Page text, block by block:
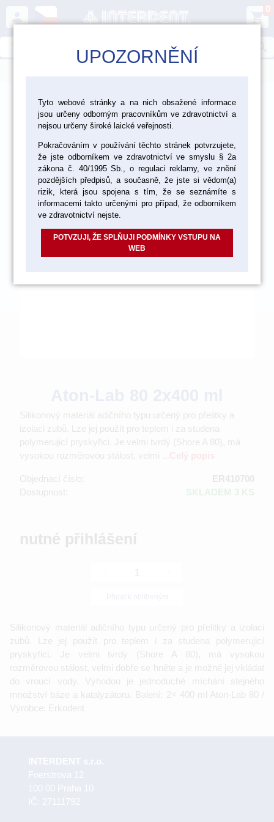
person shopping_cart
0
> Laboratoř > Dentální pryskyřice a zuby >
Silikonové materiály pro přelitky
Silikonový materiál adičního typu určený pro přelitky a
izolaci zubů. Lze jej použít pro teplem i za studena
polymerujicí pryskyřici. Je velmi tvrdý (Shore A 80), má
vysokou rozměrovou stálost, velmi ...
Objednací číslo:
ER410700
Dostupnost:
SKLADEM 3 KS
nutné přihlášení
Silikonový materiál adičního typu určený pro přelitky a izolaci
zubů. Lze jej použít pro teplem i za studena polymerujicí
pryskyřici. Je velmi tvrdý (Shore A 80), má vysokou
rozměrovou stálost, velmi dobře se hněte a je možné jej vkládat
do vroucí vody. Výhodou je jednoduché míchání stejného
množství báze a katalyzátoru. Balení: 2× 400 ml Aton-Lab 80 /
Výrobce: Erkodent
UPOZORNĚNÍ
Tyto webové stránky a na nich obsažené informace
jsou určeny odborným pracovníkům ve zdravotnictví a
nejsou určeny široké laické veřejnosti.
Pokračováním v používání těchto stránek potvrzujete,
že jste odborníkem ve zdravotnictví ve smyslu § 2a
zákona č. 40/1995 Sb., o regulaci reklamy, ve znění
pozdějších předpisů, a současně, že jste si vědom(a)
rizik, která jsou spojena s tím, že se seznámíte s
informacemi takto určenými pro případ, že odborníkem
ve zdravotnictví nejste.
POTVZUJI, ŽE SPLŇUJI PODMÍNKY VSTUPU NA
WEB